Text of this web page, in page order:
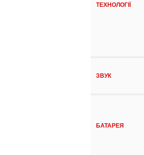
ТЕХНОЛОГІЇ
ЗВУК
БАТАРЕЯ